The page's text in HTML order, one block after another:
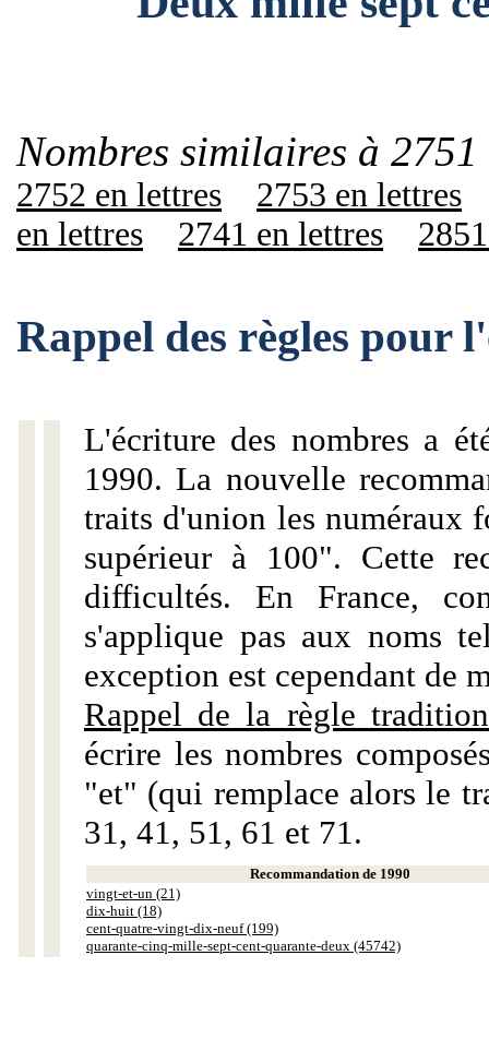
Nombres similaires à
2752 en lettres
2753 en lettres
en lettres
2741 en lettres
Rappel des règles pour
L'écriture des nombres a
1990. La nouvelle
traits d'union les numéraux
supérieur à 100". Cette
difficultés. En France,
s'applique pas aux noms
exception est cependant de
Rappel de la règle
écrire les nombres
"et" (qui remplace alors le
31, 41, 51, 61 et 71.
Recommandation de 1990
vingt-et-un (21)
dix-huit (18)
cent-quatre-vingt-dix-neuf (199)
quarante-cinq-mille-sept-cent-quarante-deux (45742)